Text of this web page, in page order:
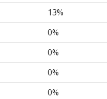
13%
0%
0%
0%
0%